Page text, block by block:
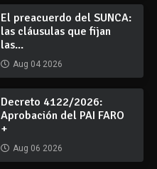
El preacuerdo del SUNCA:
las cláusulas que fijan
las...
Aug 04 2026
Decreto 4122/2026:
Aprobación del PAI FARO
+
Aug 06 2026